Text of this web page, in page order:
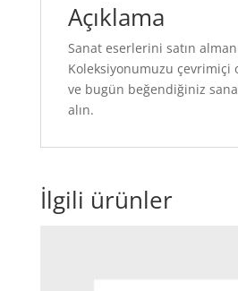
Açıklama
Sanat eserlerini satın
Koleksiyonumuzu çevrimiçi
ve bugün beğendiğiniz
alın.
İlgili ürünler